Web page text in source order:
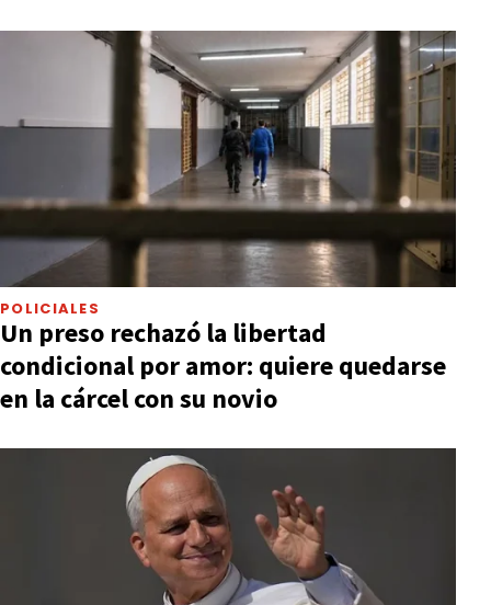
POLICIALES
Un preso rechazó la libertad
condicional por amor: quiere quedarse
en la cárcel con su novio